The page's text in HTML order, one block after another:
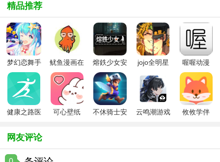
精品推荐
梦幻恋舞手
游
鱿鱼漫画在
线版
熔鉄少女安
卓版
jojo全明星
物
喔喔动漫
健康之路医
可心壁纸
不休骑士安
云鸣潮游戏 攸攸学伴
网友评论